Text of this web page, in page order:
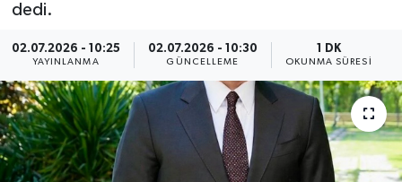
dedi.
02.07.2026 - 10:25
YAYINLANMA
02.07.2026 - 10:30
GÜNCELLEME
1 DK
OKUNMA SÜRESI
Dış Haberler
Dünya
EĞİTİM